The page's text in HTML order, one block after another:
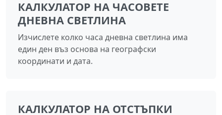
КАЛКУЛАТОР НА ЧАСОВЕТЕ
ДНЕВНА СВЕТЛИНА
Изчислете колко часа дневна светлина има
един ден въз основа на географски
координати и дата.
КАЛКУЛАТОР НА ОТСТЪПКИ